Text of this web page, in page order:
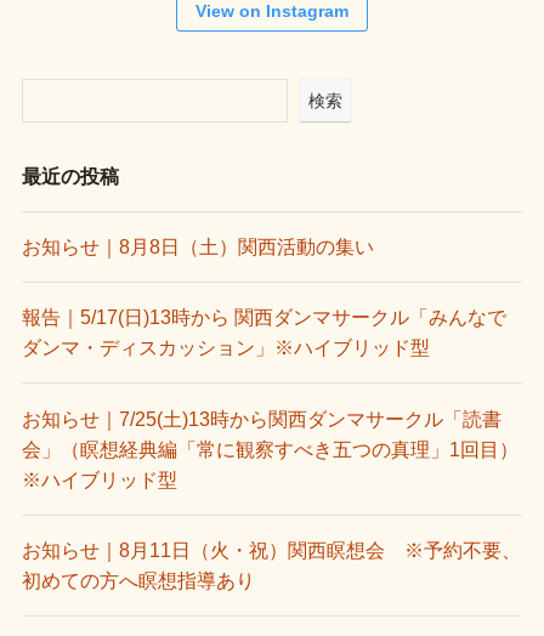
View on Instagram
検索
最近の投稿
お知らせ｜8月8日（土）関西活動の集い
報告｜5/17(日)13時から 関西ダンマサークル「みんなで
ダンマ・ディスカッション」※ハイブリッド型
お知らせ｜7/25(土)13時から関西ダンマサークル「読書
会」（瞑想経典編「常に観察すべき五つの真理」1回目）
※ハイブリッド型
お知らせ｜8月11日（火・祝）関西瞑想会 ※予約不要、
初めての方へ瞑想指導あり